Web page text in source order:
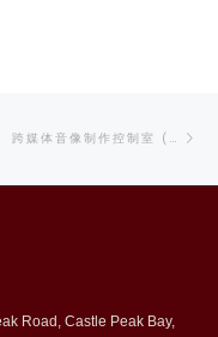
Road, Castle Peak Bay,